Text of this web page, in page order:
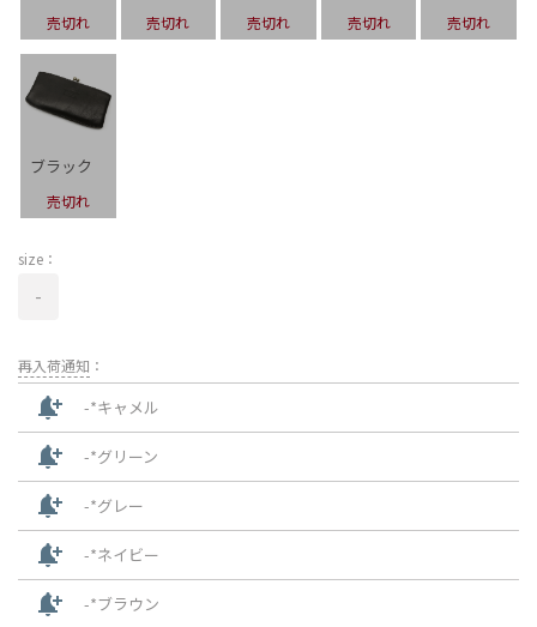
売切れ 売切れ 売切れ 売切れ 売切れ
ブラック
売切れ
size：
-
再入荷通知 ：
notification_add -*キャメル
notification_add -*グリーン
notification_add -*グレー
notification_add -*ネイビー
notification_add -*ブラウン